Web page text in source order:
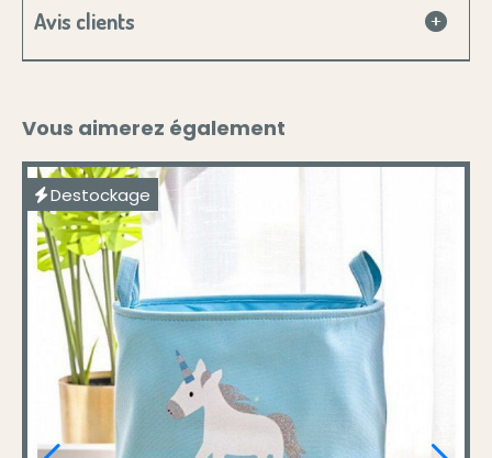
Avis clients
Vous aimerez également
Destockage